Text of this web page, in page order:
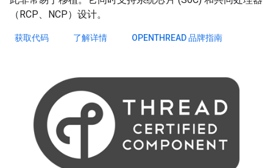
（RCP、NCP）设计。
获取代码 了解详情 OPENTHREAD 品牌指南